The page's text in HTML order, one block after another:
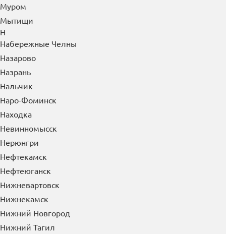
Можайск
Мончегорск
Москва
Московский
Мурманск
Муром
Мытищи
Н
Набережные Челны
Назарово
Назрань
Нальчик
Наро-Фоминск
Находка
Невинномысск
Нерюнгри
Нефтекамск